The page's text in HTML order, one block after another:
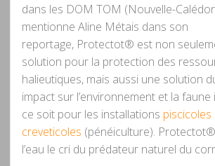
dans les DOM TOM (Nouvelle-
mentionne Aline Métais dans son
reportage, Protectot® est non
solution pour la protection des
halieutiques, mais aussi une solution
impact sur l’environnement et la faune
ce soit pour les installations piscicoles
creveticoles (pénéiculture).
l’eau le cri du prédateur naturel du